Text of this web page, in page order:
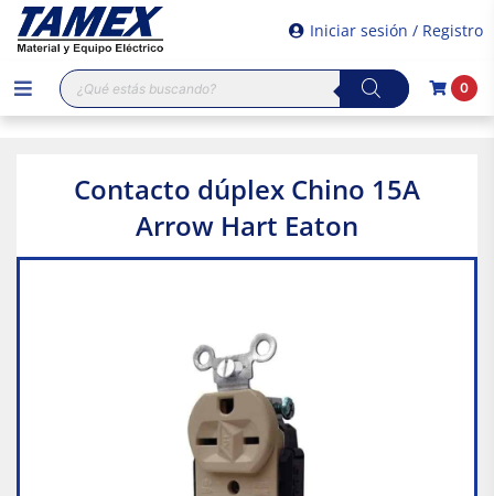
Iniciar sesión / Registro
Búsqueda
de
productos
0
Contacto dúplex Chino 15A
Arrow Hart Eaton